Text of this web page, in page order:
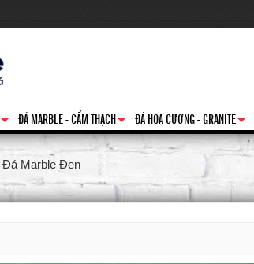
+ +
ĐÁ MARBLE - CẨM THẠCH
+
ĐÁ HOA CƯƠNG - GRANITE
Đá Marble Đen